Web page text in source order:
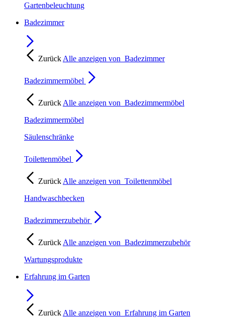
Gartenbeleuchtung
Badezimmer
Zurück Alle anzeigen von Badezimmer
Badezimmermöbel
Zurück Alle anzeigen von Badezimmermöbel
Badezimmermöbel
Säulenschränke
Toilettenmöbel
Zurück Alle anzeigen von Toilettenmöbel
Handwaschbecken
Badezimmerzubehör
Zurück Alle anzeigen von Badezimmerzubehör
Wartungsprodukte
Erfahrung im Garten
Zurück Alle anzeigen von Erfahrung im Garten